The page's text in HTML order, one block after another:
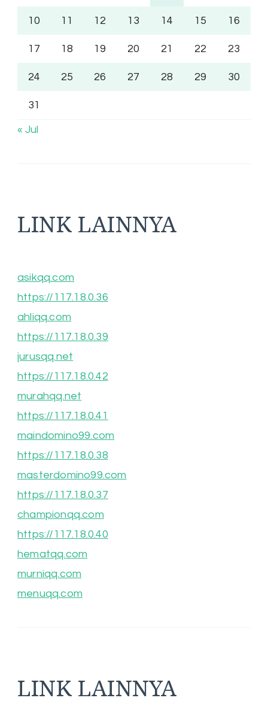
10 11 12 13 14 15 16
17 18 19 20 21 22 23
24 25 26 27 28 29 30
31
« Jul
LINK LAINNYA
asikqq.com
https://117.18.0.36
ahliqq.com
https://117.18.0.39
jurusqq.net
https://117.18.0.42
murahqq.net
https://117.18.0.41
maindomino99.com
https://117.18.0.38
masterdomino99.com
https://117.18.0.37
championqq.com
https://117.18.0.40
hematqq.com
murniqq.com
menuqq.com
LINK LAINNYA